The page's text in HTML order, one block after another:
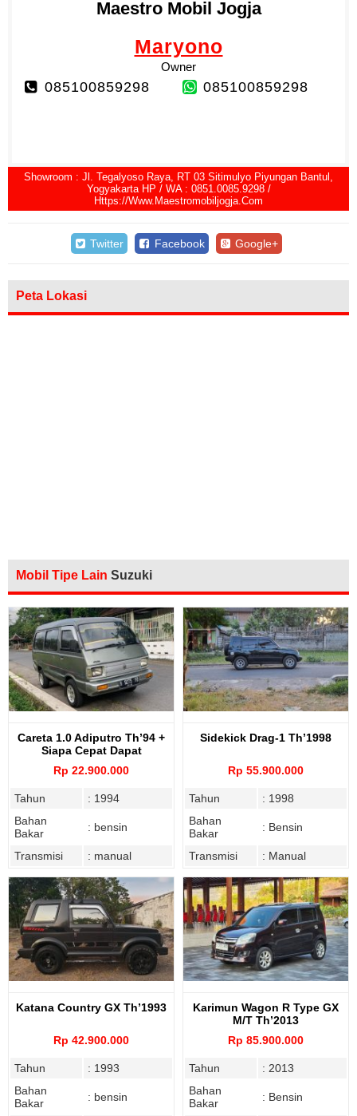
Maestro Mobil Jogja
Maryono
Owner
085100859298 085100859298
Showroom : Jl. Tegalyoso Raya, RT 03 Sitimulyo Piyungan Bantul,
Yogyakarta HP / WA : 0851.0085.9298 /
Https://www.maestromobiljogja.com
Twitter Facebook Google+
Peta Lokasi
Mobil Tipe Lain Suzuki
Careta 1.0 Adiputro Th’94 +
Siapa Cepat Dapat
Rp 22.900.000
Tahun
: 1994
Bahan
Bakar
: bensin
Transmisi : manual
Sidekick Drag-1 Th’1998
Rp 55.900.000
Tahun
: 1998
Bahan
Bakar
: Bensin
Transmisi : Manual
Katana Country GX Th’1993
Rp 42.900.000
Tahun
: 1993
Bahan
Bakar
: bensin
Karimun Wagon R Type GX
M/T Th’2013
Rp 85.900.000
Tahun
: 2013
Bahan
Bakar
: Bensin